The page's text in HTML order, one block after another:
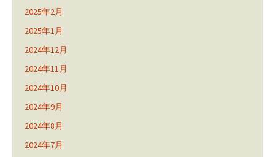
2025年2月
2025年1月
2024年12月
2024年11月
2024年10月
2024年9月
2024年8月
2024年7月